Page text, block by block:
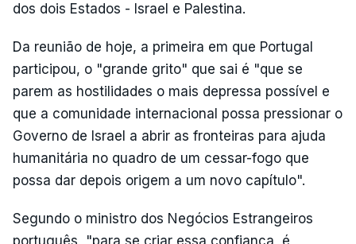
dos dois Estados - Israel e Palestina.
Da reunião de hoje, a primeira em que Portugal
participou, o "grande grito" que sai é "que se
parem as hostilidades o mais depressa possível e
que a comunidade internacional possa pressionar o
Governo de Israel a abrir as fronteiras para ajuda
humanitária no quadro de um cessar-fogo que
possa dar depois origem a um novo capítulo".
Segundo o ministro dos Negócios Estrangeiros
português, "para se criar essa confiança, é